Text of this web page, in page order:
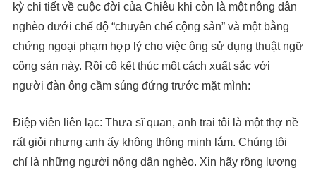
kỳ chi tiết về cuộc đời của Chiêu khi còn là một nông dân
nghèo dưới chế độ “chuyên chế cộng sản” và một bằng
chứng ngoại phạm hợp lý cho việc ông sử dụng thuật ngữ
cộng sản này. Rồi cô kết thúc một cách xuất sắc với
người đàn ông cầm súng đứng trước mặt mình:
Điệp viên liên lạc: Thưa sĩ quan, anh trai tôi là một thợ nề
rất giỏi nhưng anh ấy không thông minh lắm. Chúng tôi
chỉ là những người nông dân nghèo. Xin hãy rộng lượng